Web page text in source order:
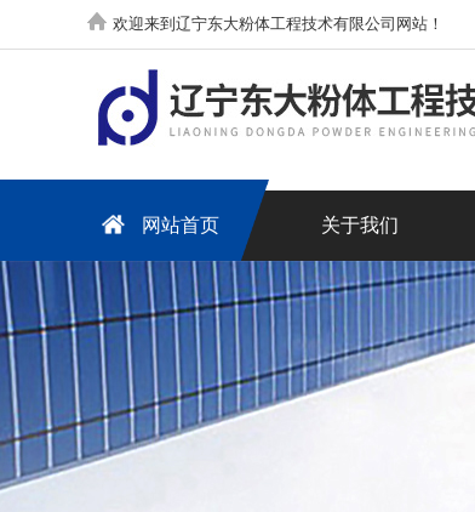
欢迎来到辽宁东大粉体工程技术有限公司网站！
网站首页 关于我们